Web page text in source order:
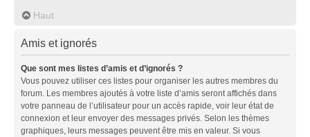
Haut
Amis et ignorés
Que sont mes listes d’amis et d’ignorés ?
Vous pouvez utiliser ces listes pour organiser les autres membres du
forum. Les membres ajoutés à votre liste d’amis seront affichés dans
votre panneau de l’utilisateur pour un accès rapide, voir leur état de
connexion et leur envoyer des messages privés. Selon les thèmes
graphiques, leurs messages peuvent être mis en valeur. Si vous